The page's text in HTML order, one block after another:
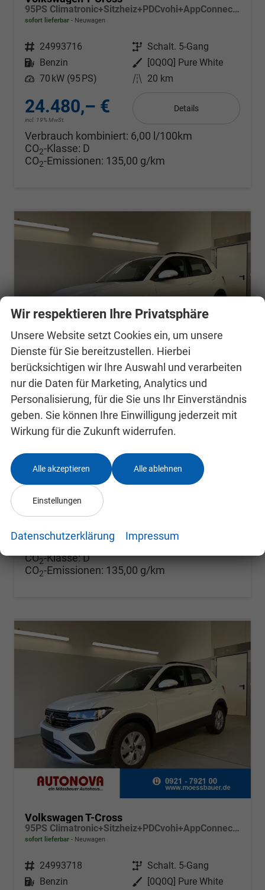
95PS Climatronic+Sitzheiz+PDCvohi+AppConnect+Side+TravelAssist+ACC
sofort lieferbar Neuwagen
Fahrzeugnr. 24993716 Getriebe Schalt. 5-Gang
Kraftstoff
Benzin Außenfarbe
[0Q0Q] Pure White
Leistung 70 kW (95 PS) Kilometerstand 20 km
24.480,– €
incl. 19% MwSt.
Details
Verbrauch kombiniert: 6,00 l/100km
CO2-Klasse: D
CO2-Emissionen: 135,00 g/km
Volkswagen T-Cross
95PS Climatronic+Sitzheiz+PDCvohi+AppConnect+Side+TravelAssist+ACC
sofort lieferbar Neuwagen
Fahrzeugnr. 24993717 GetriebeSchalt. 5-Gang
Kraftstoff Benzin Außenfarbe [0Q0Q] Pure White
Leistung 70 kW (95 PS) Kilometerstand 20 km
24.480,– €
Verbrauch kombiniert:
6,00 l/100km
CO2-Klasse:D
CO2-Emissionen: 135,00 g/km
Volkswagen T-Cross
95PS Climatronic+Sitzheiz+PDCvohi+AppConnect+Side+TravelAssist+ACC
sofort lieferbar Neuwagen
Fahrzeugnr. 24993718 Getriebe Schalt. 5-Gang
Kraftstoff
Benzin Außenfarbe [0Q0Q] Pure White
Wir respektieren Ihre Privatsphäre
Unsere Website setzt Cookies ein, um unsere
Dienste für Sie bereitzustellen. Hierbei
berücksichtigen wir Ihre Auswahl und verarbeiten
nur die Daten für Marketing, Analytics und
Personalisierung, für die Sie uns Ihr Einverständnis
geben. Sie können Ihre Einwilligung jederzeit mit
Wirkung für die Zukunft widerrufen.
Alle akzeptieren Alle ablehnen
Einstellungen
Datenschutzerklärung Impressum